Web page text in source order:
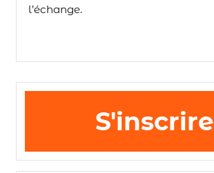
l’échange.
S'inscrire